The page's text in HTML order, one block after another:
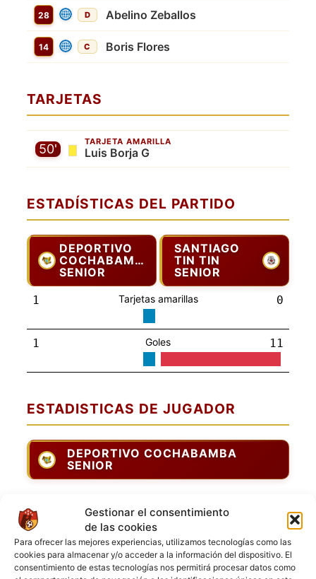
Gestionar el consentimiento
de las cookies
Para ofrecer las mejores experiencias, utilizamos tecnologías como las
cookies para almacenar y/o acceder a la información del dispositivo. El
consentimiento de estas tecnologías nos permitirá procesar datos como
28 D Abelino Zeballos
14 C Boris Flores
TARJETAS
TARJETA AMARILLA
Luis Borja G
50'
ESTADÍSTICAS DEL PARTIDO
DEPORTIVO
COCHABAMBA
SENIOR
SANTIAGO
TIN TIN
SENIOR
1 Tarjetas amarillas 0
1 Goles 11
ESTADISTICAS DE JUGADOR
DEPORTIVO COCHABAMBA
SENIOR
Jugador
Puntuación
Boris Cespedes
[6] Luis Alfredo S